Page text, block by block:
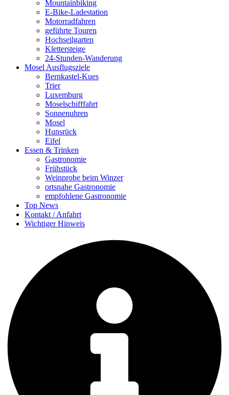
Mountainbiking
E-Bike-Ladestation
Motorradfahren
geführte Touren
Hochseilgarten
Klettersteige
24-Stunden-Wanderung
Mosel Ausflugsziele
Bernkastel-Kues
Trier
Luxemburg
Moselschifffahrt
Sonnenuhren
Mosel
Hunsrück
Eifel
Essen & Trinken
Gastronomie
Frühstück
Weinprobe beim Winzer
ortsnahe Gastronomie
empfohlene Gastronomie
Top News
Kontakt / Anfahrt
Wichtiger Hinweis